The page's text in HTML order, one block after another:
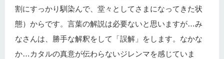
割にすっかり馴染んで、堂々としてさまになってきた状
態）からです。言葉の解説は必要ないと思いますが…み
なさんは、勝手な解釈をして「誤解」をします。なかな
か…カタルの真意が伝わらないジレンマを感じていま